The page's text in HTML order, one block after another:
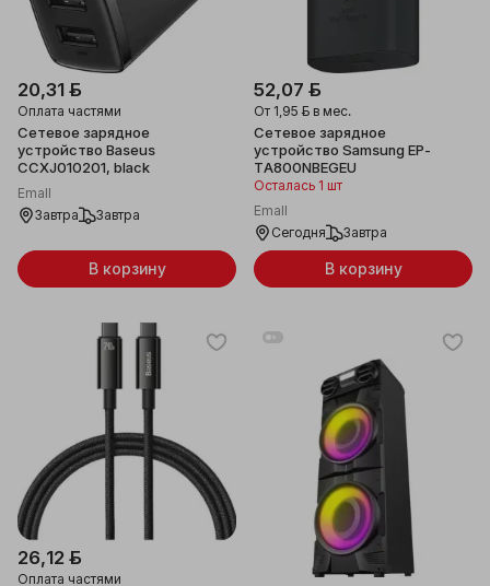
20,31 ƃ
Оплата частями
Сетевое зарядное
устройство Baseus
CCXJ010201, black
Emall
Завтра
Завтра
В корзину
52,07 ƃ
От 1,95 ƃ в мес.
Сетевое зарядное
устройство Samsung EP-
TA800NBEGEU
Осталась 1 шт
Emall
Сегодня
Завтра
В корзину
26,12 ƃ
Оплата частями